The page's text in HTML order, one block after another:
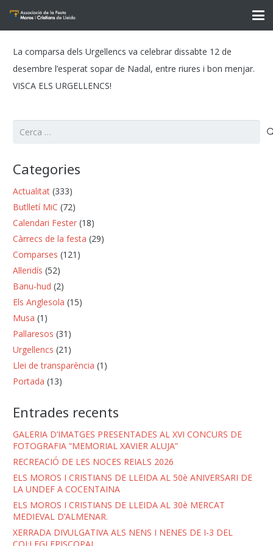
La comparsa dels Urgellencs va celebrar dissabte 12 de
desembre l’esperat sopar de Nadal, entre riures i bon menjar.
VISCA ELS URGELLENCS!
Cerca:
Categories
Actualitat (333)
Butlletí MiC (72)
Calendari Fester (18)
Càrrecs de la festa (29)
Comparses (121)
Al·leridís (52)
Banu-hud (2)
Els Anglesola (15)
Musa (1)
Pallaresos (31)
Urgellencs (21)
Llei de transparència (1)
Portada (13)
Entrades recents
GALERIA D’IMATGES PRESENTADES AL XVI CONCURS DE
FOTOGRAFIA “MEMORIAL XAVIER ALUJA”
RECREACIÓ DE LES NOCES REIALS 2026
ELS MOROS I CRISTIANS DE LLEIDA AL 50è ANIVERSARI DE
LA UNDEF A COCENTAINA
ELS MOROS I CRISTIANS DE LLEIDA AL 30è MERCAT
MEDIEVAL D’ALMENAR.
XERRADA DIVULGATIVA ALS NENS I NENES DE I-3 DEL